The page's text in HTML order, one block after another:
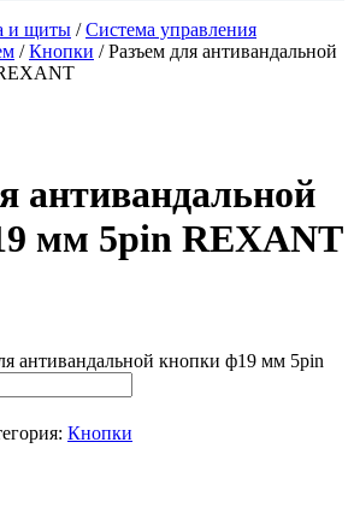
и щиты /Система управления
/Кнопки / Разъем для антивандальной
антивандальной
мм 5pin REXANT
антивандальной кнопки ф19 мм 5pin
Кнопки